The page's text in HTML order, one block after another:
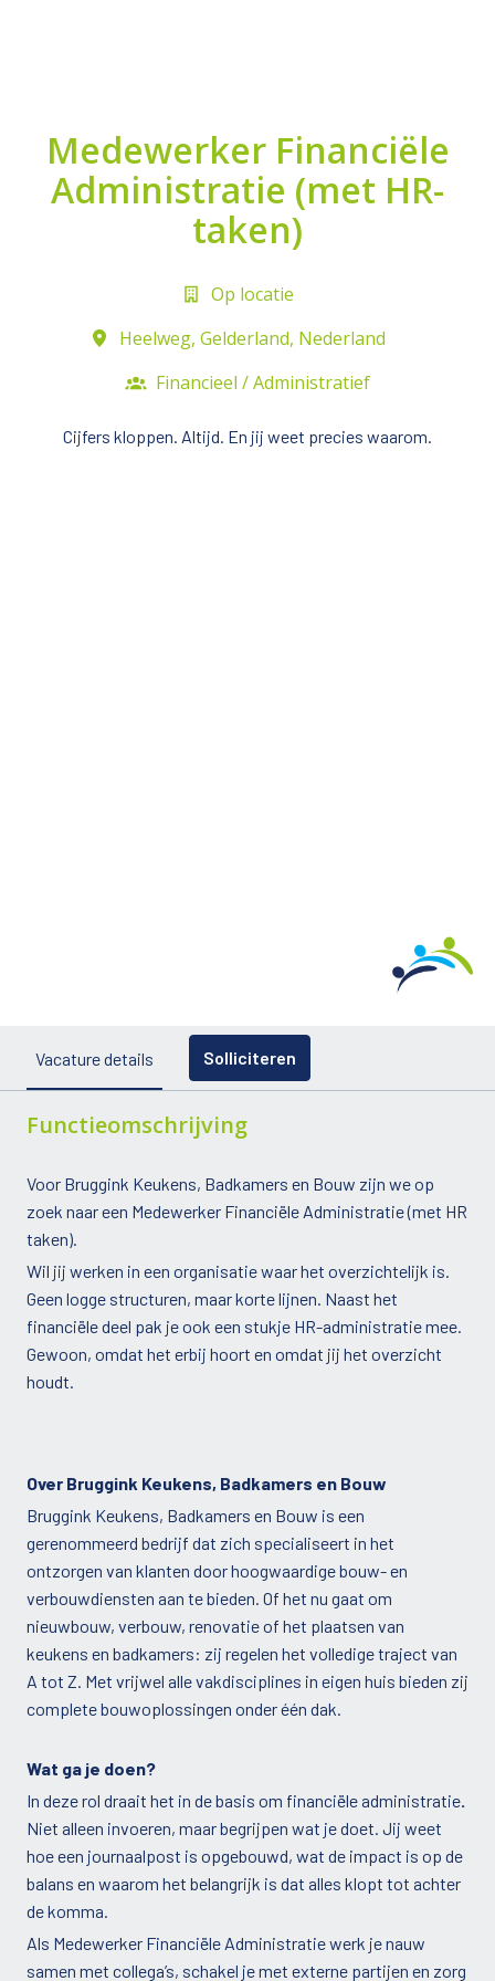
Medewerker Financiële
Administratie (met HR-
taken)
Op locatie
Heelweg, Gelderland, Nederland
Financieel / Administratief
Cijfers kloppen. Altijd. En jij weet precies waarom.
Vacature details Solliciteren
Functieomschrijving
Voor Bruggink Keukens, Badkamers en Bouw zijn we op
zoek naar een Medewerker Financiële Administratie (met HR
taken).
Wil jij werken in een organisatie waar het overzichtelijk is.
Geen logge structuren, maar korte lijnen. Naast het
financiële deel pak je ook een stukje HR-administratie mee.
Gewoon, omdat het erbij hoort en omdat jij het overzicht
houdt.
Over Bruggink Keukens, Badkamers en Bouw
Bruggink Keukens, Badkamers en Bouw is een
gerenommeerd bedrijf dat zich specialiseert in het
ontzorgen van klanten door hoogwaardige bouw- en
verbouwdiensten aan te bieden. Of het nu gaat om
nieuwbouw, verbouw, renovatie of het plaatsen van
keukens en badkamers: zij regelen het volledige traject van
A tot Z. Met vrijwel alle vakdisciplines in eigen huis bieden zij
complete bouwoplossingen onder één dak.
Wat ga je doen?
In deze rol draait het in de basis om financiële administratie
Niet alleen invoeren, maar begrijpen wat je doet. Jij weet
hoe een journaalpost is opgebouwd, wat de impact is op de
balans en waarom het belangrijk is dat alles klopt tot achter
de komma.
Als Medewerker Financiële Administratie werk je nauw
samen met collega’s, schakel je met externe partijen en zorg